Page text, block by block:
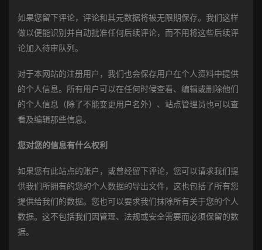
如果您留下评论，评论和其元数据将被无限期保存。我们这样
做以便能识别并自动批准任何后续评论，而不用将这些后续评
论加入待审队列。
对于本网站的注册用户，我们也会保存用户在个人资料中提供
的个人信息。所有用户可以在任何时候查看、编辑或删除他们
的个人信息（除了不能变更用户名外）、站点管理员也可以查
看及编辑那些信息。
您对您的信息有什么权利
如果您有此站点的账户，或曾经留下评论，您可以请求我们提
供我们所拥有的您的个人数据的导出文件，这也包括了所有您
提供给我们的数据。您也可以要求我们抹除所有关于您的个人
数据。这不包括我们因管理、法规或安全需要而必须保留的数
据。